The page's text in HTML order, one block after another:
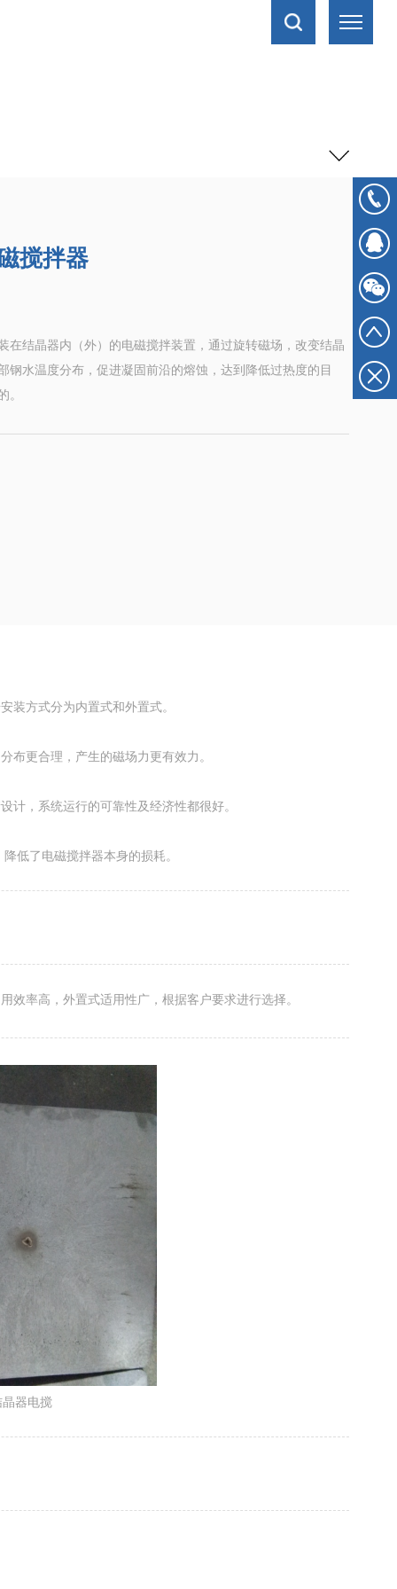
搅拌器
在结晶器内（外）的电磁搅拌装置，通过旋转磁场，改变结晶
钢水温度分布，促进凝固前沿的熔蚀，达到降低过热度的目
。
装方式分为内置式和外置式。
布更合理，产生的磁场力更有效力。
计，系统运行的可靠性及经济性都很好。
低了电磁搅拌器本身的损耗。
率高，外置式适用性广，根据客户要求进行选择。
器电搅